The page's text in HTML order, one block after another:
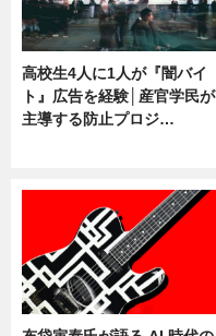
高校生4人に1人が『闇バイ
ト』広告を経験│産官学民が
主導する防止プロジ…